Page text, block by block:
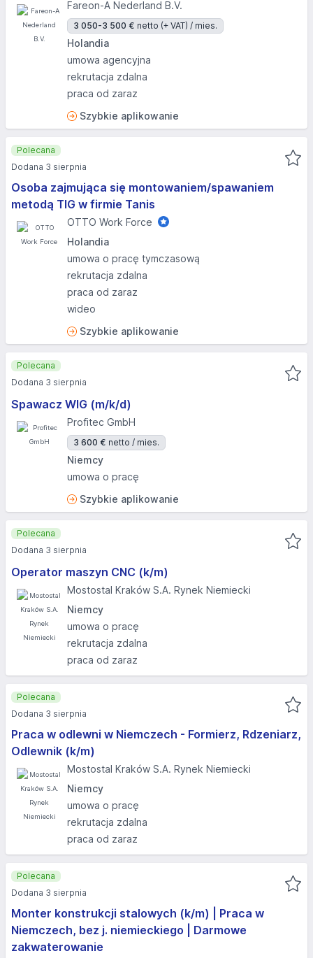
Fareon-A Nederland B.V.
3 050-3 500 € netto (+ VAT) / mies.
Holandia
umowa agencyjna
rekrutacja zdalna
praca od zaraz
Szybkie aplikowanie
Osoba zajmująca się montowaniem/spawaniem
metodą TIG w firmie Tanis
OTTO Work Force
Holandia
umowa o pracę tymczasową
rekrutacja zdalna
praca od zaraz
wideo
Szybkie aplikowanie
Polecana
Dodana 3 sierpnia
Spawacz WIG (m/k/d)
Profitec GmbH
3 600 € netto / mies.
Niemcy
umowa o pracę
Szybkie aplikowanie
Polecana
Dodana 3 sierpnia
Operator maszyn CNC (k/m)
Mostostal Kraków S.A. Rynek Niemiecki
Niemcy
umowa o pracę
rekrutacja zdalna
praca od zaraz
Polecana
Dodana 3 sierpnia
Praca w odlewni w Niemczech - Formierz, Rdzeniarz,
Odlewnik (k/m)
Mostostal Kraków S.A. Rynek Niemiecki
Niemcy
umowa o pracę
rekrutacja zdalna
praca od zaraz
Polecana
Dodana 3 sierpnia
Monter konstrukcji stalowych (k/m) | Praca w
Niemczech, bez j. niemieckiego | Darmowe
zakwaterowanie
Polecana
Dodana 3 sierpnia